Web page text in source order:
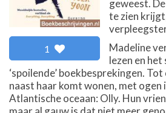
1
geweest.
te zien
Madeline
lezen en
‘spoilende’ boekbesprekingen.
naast haar komt wonen, met ogen
Atlantische oceaan: Olly. Hun